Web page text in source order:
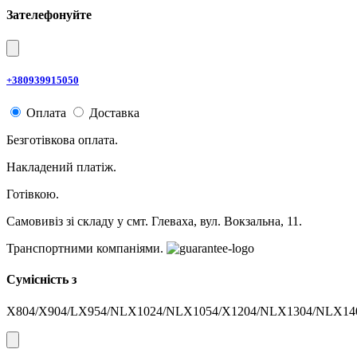
Зателефонуйте
+380939915050
Оплата
Доставка
Безготівкова оплата.
Накладений платіж.
Готівкою.
Самовивіз зі складу у смт. Глеваха, вул. Вокзальна, 11.
Транспортними компаніями.
Сумісність з
X804/X904/LX954/NLX1024/NLX1054/X1204/NLX1304/